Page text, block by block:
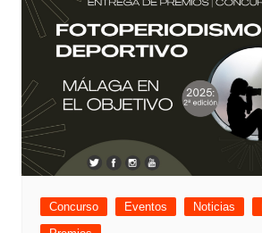
Concurso Eventos Noticias